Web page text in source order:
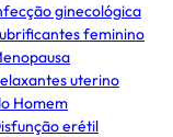
ginecológica
feminino
uterino
Homem
erétil